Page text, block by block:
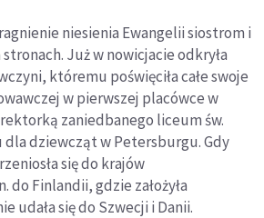
niesienia Ewangelii siostrom i
Już w nowicjacie odkryła
któremu poświęciła całe swoje
w pierwszej placówce w
zaniedbanego liceum św.
dziewcząt w Petersburgu. Gdy
się do krajów
do Finlandii, gdzie założyła
udała się do Szwecji i Danii.